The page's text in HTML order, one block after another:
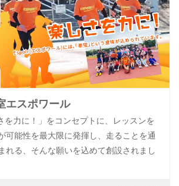
エスポワール
を力に！」をコンセプトに、レッスンを
可能性を最大限に発揮し、走ることを通
れる、そんな願いを込めて創設されまし